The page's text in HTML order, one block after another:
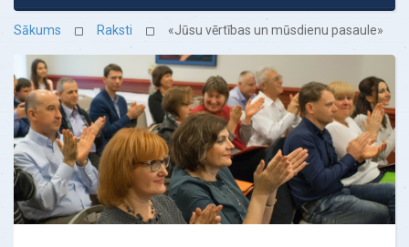
Sākums Raksti «Jūsu vērtības un mūsdienu pasaule»